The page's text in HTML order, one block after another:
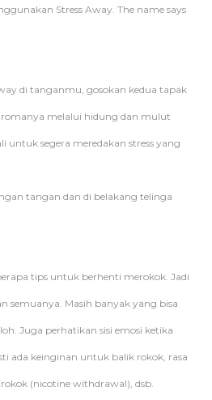
Stress Away. The name says
di tanganmu, gosokan kedua tapak
melalui hidung dan mulut
untuk segera meredakan stress yang
tangan dan di belakang telinga
tips untuk berhenti merokok. Jadi
semuanya. Masih banyak yang bisa
Juga perhatikan sisi emosi ketika
ada keinginan untuk balik rokok, rasa
(nicotine withdrawal), dsb.